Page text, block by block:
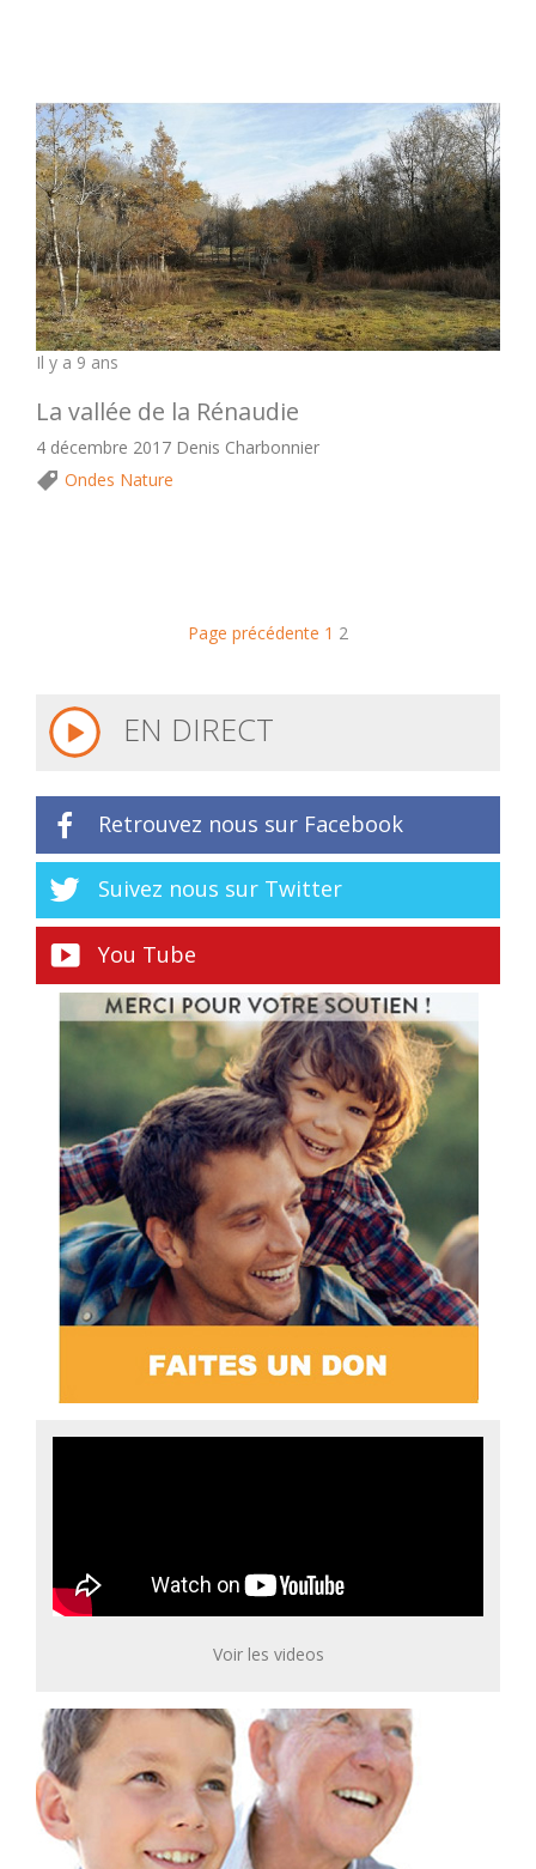
Il y a 9 ans
La vallée de la Rénaudie
4 décembre 2017 Denis Charbonnier
Ondes Nature
Page précédente 1 2
EN DIRECT
Retrouvez nous sur Facebook
Suivez nous sur Twitter
You Tube
Voir les videos